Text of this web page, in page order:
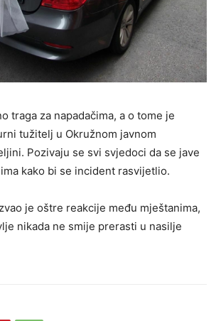
traga za napadačima, a o tome je
tužitelj u Okružnom javnom
Pozivaju se svi svjedoci da se jave
kako bi se incident rasvijetlio.
je oštre reakcije među mještanima,
nikada ne smije prerasti u nasilje